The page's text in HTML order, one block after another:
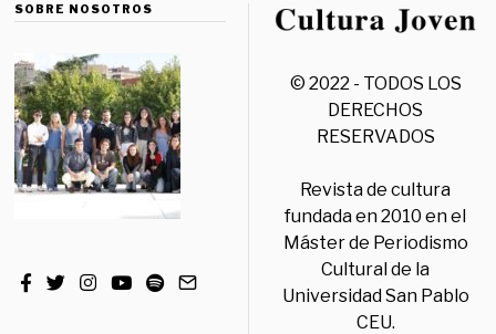
SOBRE NOSOTROS
© 2022 - TODOS LOS
DERECHOS
RESERVADOS
Revista de cultura
fundada en 2010 en el
Máster de Periodismo
Cultural de la
Universidad San Pablo
CEU.